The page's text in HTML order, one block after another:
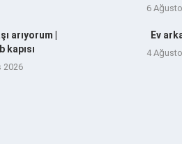
6
arıyorum |
kapısı
2026
Ev
4